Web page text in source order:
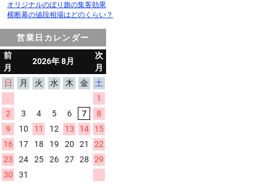
オリジナルのぼり旗の集客効果
横断幕の値段相場はどのくらい？
営業日カレンダー